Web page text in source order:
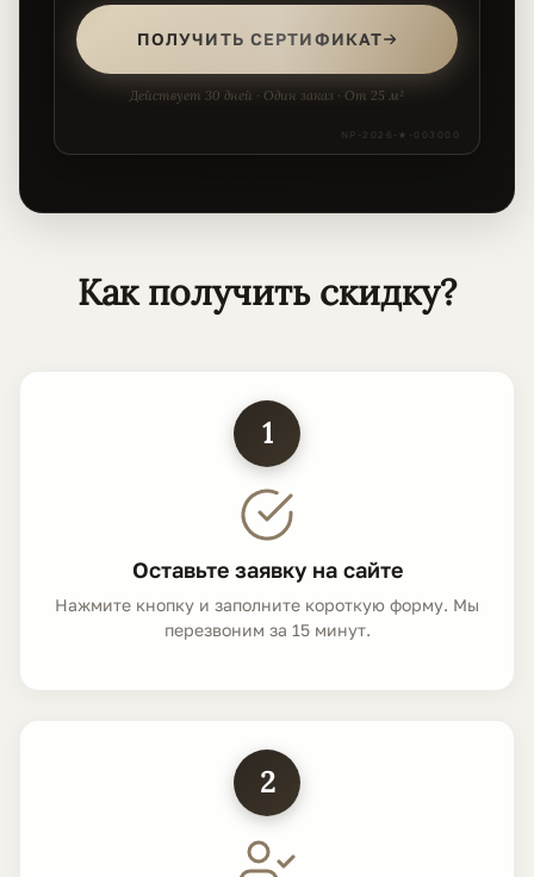
ПОЛУЧИТЬ СЕРТИФИКАТ
Действует 30 дней · Один заказ · От 25 м²
NP-2026-★-003000
Как получить скидку?
1
Оставьте заявку на сайте
Нажмите кнопку и заполните короткую форму. Мы
перезвоним за 15 минут.
2